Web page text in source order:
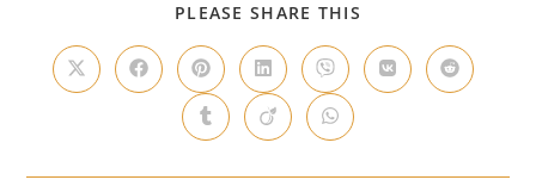
PLEASE SHARE THIS
CONTENT
Opens
in
Opens
in
window
Opens
in
a
new
window
Opens
in
a
new
window
Opens
in
a
new
window
Opens
in
Opens
in
Opens
in
new
Opens
in
new
Opens
in
new